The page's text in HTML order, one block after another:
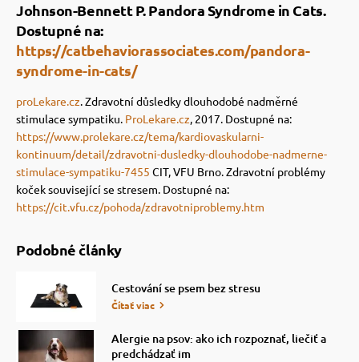
Johnson-Bennett P. Pandora Syndrome in Cats.
Dostupné na:
https://catbehaviorassociates.com/pandora-
syndrome-in-cats/
proLekare.cz. Zdravotní důsledky dlouhodobé nadměrné
stimulace sympatiku. ProLekare.cz, 2017. Dostupné na:
https://www.prolekare.cz/tema/kardiovaskularni-
kontinuum/detail/zdravotni-dusledky-dlouhodobe-nadmerne-
stimulace-sympatiku-7455 CIT, VFU Brno. Zdravotní problémy
koček související se stresem. Dostupné na:
https://cit.vfu.cz/pohoda/zdravotniproblemy.htm
Podobné články
Cestování se psem bez stresu
Čítať viac
Alergie na psov: ako ich rozpoznať, liečiť a
predchádzať im